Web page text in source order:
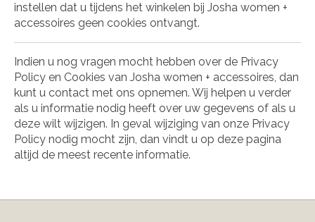
instellen dat u tijdens het winkelen bij Josha women +
accessoires geen cookies ontvangt.
Indien u nog vragen mocht hebben over de Privacy
Policy en Cookies van Josha women + accessoires, dan
kunt u contact met ons opnemen. Wij helpen u verder
als u informatie nodig heeft over uw gegevens of als u
deze wilt wijzigen. In geval wijziging van onze Privacy
Policy nodig mocht zijn, dan vindt u op deze pagina
altijd de meest recente informatie.